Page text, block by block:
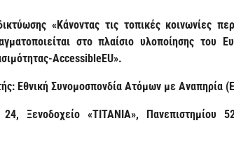
«Κάνοντας τις τοπικές κοινωνίες
στο πλαίσιο υλοποίησης του
AccessibleEU».
Εθνική Συνομοσπονδία Ατόμων με Αναπηρία
Ξενοδοχείο «TITANIA», Πανεπιστημίου